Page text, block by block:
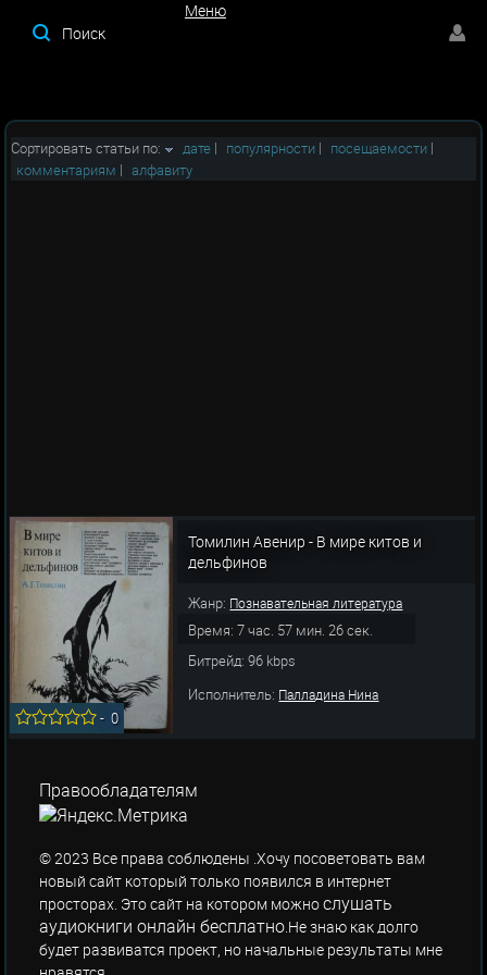
Меню
Сортировать статьи по: дате | популярности | посещаемости |
комментариям | алфавиту
-0
Томилин Авенир - В мире китов и
дельфинов
Жанр: Познавательная литература
Время: 7 час. 57 мин. 26 сек.
Битрейд: 96 kbps
Исполнитель: Палладина Нина
Правообладателям
© 2023 Все права соблюдены .Хочу посоветовать вам
новый сайт который только появился в интернет
просторах. Это сайт на котором можнослушать
аудиокниги онлайн бесплатно.Не знаю как долго
будет развиватся проект, но начальные результаты мне